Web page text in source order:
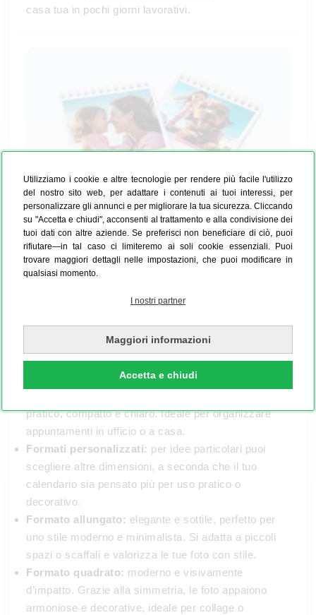
Utilizziamo i cookie e altre tecnologie per rendere più facile l'utilizzo
del nostro sito web, per adattare i contenuti ai tuoi interessi, per
personalizzare gli annunci e per migliorare la tua sicurezza. Cliccando
su "Accetta e chiudi", acconsenti al trattamento e alla condivisione dei
tuoi dati con altre aziende. Se preferisci non beneficiare di ciò, puoi
rifiutare—in tal caso ci limiteremo ai soli cookie essenziali. Puoi
trovare maggiori dettagli nelle impostazioni, che puoi modificare in
qualsiasi momento.
I nostri partner
Maggiori informazioni
Accetta e chiudi
casa tua in pochi giorni lavorativi.
Quale formato è perfetto per il tuo
A6 verticale o orizzontale:il formato più piccolo,
super pratico e salvaspazio, perfetto per scrivanie
piccole o credenze. Nonostante le dimensioni
compatte, offre abbastanza spazio per le foto e il
pratico, compatto e chiaro. Ideale per organizzare
appuntamenti in ufficio o a casa.
Formati personalizzati: per idee particolari puoi
scegliere altre dimensioni, a seconda che il tuo
calendario sia pensato più per uso pratico o
decorativo.
Formato allungato: elegante e sottile, perfetto per
uno stile moderno e minimalista. Si adatta a piccoli
spazi o scaffali e valorizza le tue foto con stile.
Formato quadrato: moderno e visivamente
d’impatto. Grazie alla simmetria, le foto appaiono
armoniose e decorative, ideale per collage o